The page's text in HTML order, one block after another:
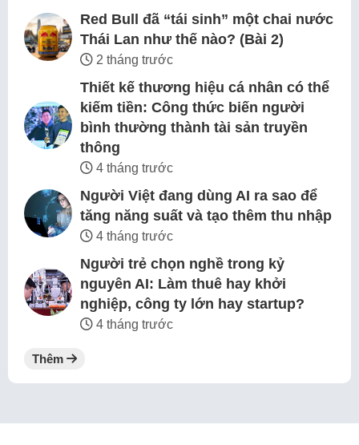
Red Bull đã “tái sinh” một chai nước
Thái Lan như thế nào? (Bài 2)
2 tháng trước
Thiết kế thương hiệu cá nhân có thể
kiếm tiền: Công thức biến người
bình thường thành tài sản truyền
thông
4 tháng trước
Người Việt đang dùng AI ra sao để
tăng năng suất và tạo thêm thu nhập
4 tháng trước
Người trẻ chọn nghề trong kỷ
nguyên AI: Làm thuê hay khởi
nghiệp, công ty lớn hay startup?
4 tháng trước
Thêm